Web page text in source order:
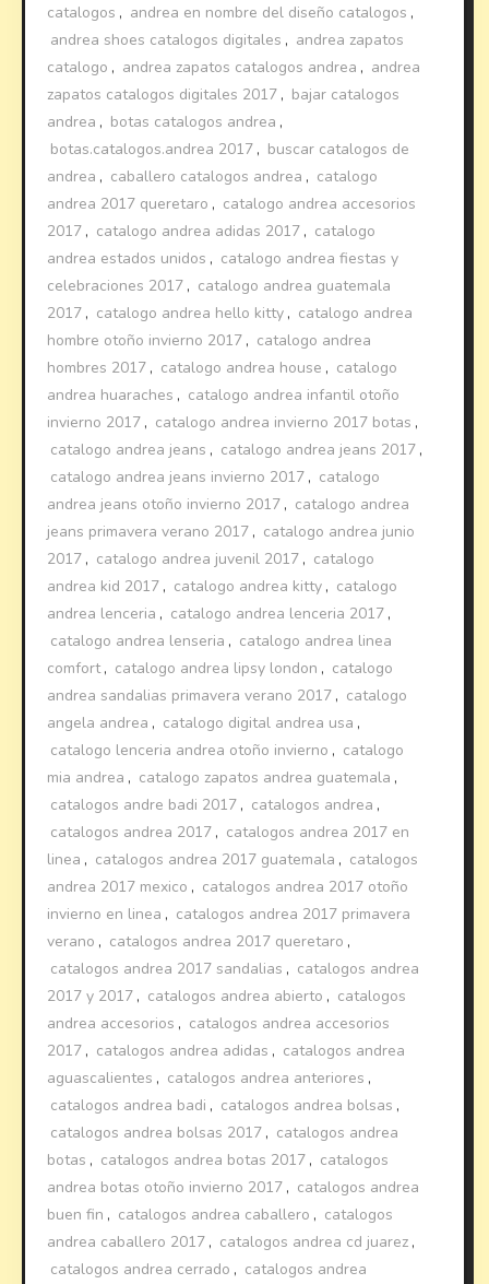
catalogos , andrea en nombre del diseño catalogos ,
andrea shoes catalogos digitales , andrea zapatos
catalogo , andrea zapatos catalogos andrea , andrea
zapatos catalogos digitales 2017 , bajar catalogos
andrea , botas catalogos andrea ,
botas.catalogos.andrea 2017 , buscar catalogos de
andrea , caballero catalogos andrea , catalogo
andrea 2017 queretaro , catalogo andrea accesorios
2017 , catalogo andrea adidas 2017 , catalogo
andrea estados unidos , catalogo andrea fiestas y
celebraciones 2017 , catalogo andrea guatemala
2017 , catalogo andrea hello kitty , catalogo andrea
hombre otoño invierno 2017 , catalogo andrea
hombres 2017 , catalogo andrea house , catalogo
andrea huaraches , catalogo andrea infantil otoño
invierno 2017 , catalogo andrea invierno 2017 botas ,
catalogo andrea jeans , catalogo andrea jeans 2017 ,
catalogo andrea jeans invierno 2017 , catalogo
andrea jeans otoño invierno 2017 , catalogo andrea
jeans primavera verano 2017 , catalogo andrea junio
2017 , catalogo andrea juvenil 2017 , catalogo
andrea kid 2017 , catalogo andrea kitty , catalogo
andrea lenceria , catalogo andrea lenceria 2017 ,
catalogo andrea lenseria , catalogo andrea linea
comfort, catalogo andrea lipsy london , catalogo
andrea sandalias primavera verano 2017 , catalogo
angela andrea , catalogo digital andrea usa ,
catalogo lenceria andrea otoño invierno , catalogo
mia andrea , catalogo zapatos andrea guatemala ,
catalogos andre badi 2017 , catalogos andrea ,
catalogos andrea 2017 , catalogos andrea 2017 en
linea , catalogos andrea 2017 guatemala , catalogos
andrea 2017 mexico , catalogos andrea 2017 otoño
invierno en linea , catalogos andrea 2017 primavera
verano , catalogos andrea 2017 queretaro ,
catalogos andrea 2017 sandalias , catalogos andrea
2017 y 2017 , catalogos andrea abierto , catalogos
andrea accesorios , catalogos andrea accesorios
2017 , catalogos andrea adidas , catalogos andrea
aguascalientes , catalogos andrea anteriores ,
catalogos andrea badi , catalogos andrea bolsas ,
catalogos andrea bolsas 2017 , catalogos andrea
botas , catalogos andrea botas 2017 , catalogos
andrea botas otoño invierno 2017 , catalogos andrea
buen fin , catalogos andrea caballero , catalogos
andrea caballero 2017 , catalogos andrea cd juarez ,
catalogos andrea cerrado , catalogos andrea